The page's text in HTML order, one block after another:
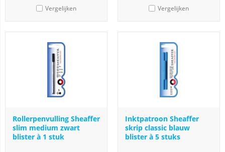
Vergelijken Vergelijken
Rollerpenvulling Sheaffer
slim medium zwart
blister à 1 stuk
Inktpatroon Sheaffer
skrip classic blauw
blister à 5 stuks